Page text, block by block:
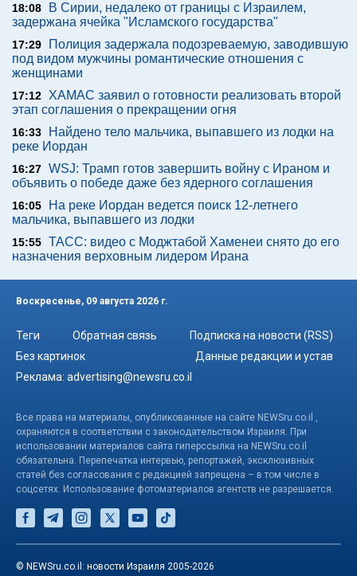
18:08
В Сирии, недалеко от границы с Израилем,
задержана ячейка "Исламского государства"
17:29
Полиция задержала подозреваемую, заводившую
под видом мужчины романтические отношения с
женщинами
17:12
ХАМАС заявил о готовности реализовать второй
этап соглашения о прекращении огня
16:33
Найдено тело мальчика, выпавшего из лодки на
реке Иордан
16:27 WSJ: Трамп готов завершить войну с Ираном и
объявить о победе даже без ядерного соглашения
16:05
На реке Иордан ведется поиск 12-летнего
мальчика, выпавшего из лодки
15:55 ТАСС: видео с Моджтабой Хаменеи снято до его
назначения верховным лидером Ирана
Воскресенье, 09 августа 2026 г.
Теги Обратная связь
Подписка на новости (RSS)
Без картинок
Данные редакции и устав
Реклама: advertising@newsru.co.il
Все права на материалы, опубликованные на сайте NEWSru.co.il ,
охраняются в соответствии с законодательством Израиля. При
использовании материалов сайта гиперссылка на NEWSru.co.il
обязательна. Перепечатка интервью, репортажей, эксклюзивных
статей без согласования с редакцией запрещена – в том числе в
соцсетях. Использование фотоматериалов агентств не разрешается.
© NEWSru.co.il: новости Израиля 2005-2026